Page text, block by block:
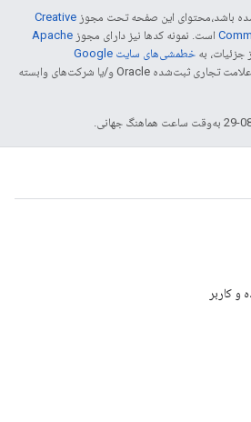
باشد،‌محتوای این صفحه تحت مجوز Creative
است. نمونه کدها نیز دارای مجوز Apache
جزئیات، به
خطمشی‌های سایت Google
مراجعه کنید. جاوا علامت تجاری ثبت‌شده Oracle و/یا شرکت‌های وابسته
کاربر